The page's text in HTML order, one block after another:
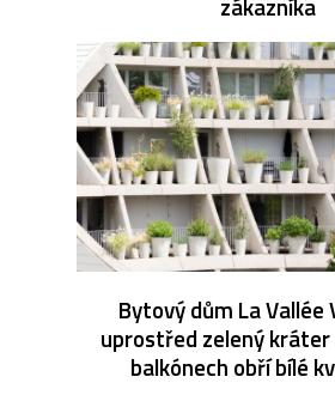
Bytový dům La Vallée
uprostřed zelený kráter
balkónech obří bílé